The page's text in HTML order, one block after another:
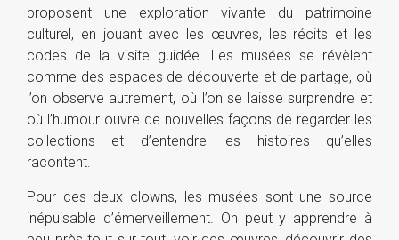
proposent une exploration vivante du patrimoine
culturel, en jouant avec les œuvres, les récits et les
codes de la visite guidée. Les musées se révèlent
comme des espaces de découverte et de partage, où
l’on observe autrement, où l’on se laisse surprendre et
où l’humour ouvre de nouvelles façons de regarder les
collections et d’entendre les histoires qu’elles
racontent.
Pour ces deux clowns, les musées sont une source
inépuisable d’émerveillement. On peut y apprendre à